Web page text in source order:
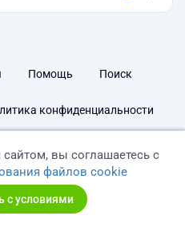
Помощь Поиск
конфиденциальности
вы соглашаетесь с
файлов cookie
с условиями